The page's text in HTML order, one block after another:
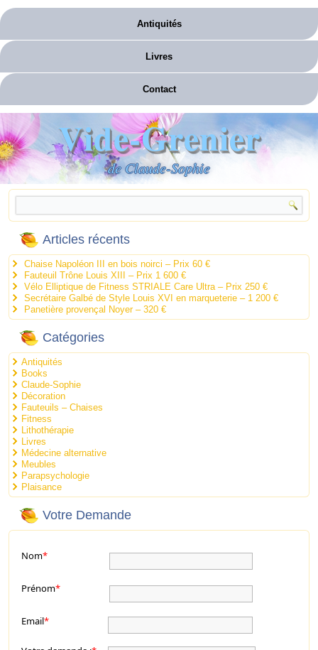
Antiquités
Livres
Contact
Vide-Grenier
de Claude-Sophie
Articles récents
Chaise Napoléon III en bois noirci – Prix 60 €
Fauteuil Trône Louis XIII – Prix 1 600 €
Vélo Elliptique de Fitness STRIALE Care Ultra – Prix 250 €
Secrétaire Galbé de Style Louis XVI en marqueterie – 1 200 €
Panetière provençal Noyer – 320 €
Catégories
Antiquités
Books
Claude-Sophie
Décoration
Fauteuils – Chaises
Fitness
Lithothérapie
Livres
Médecine alternative
Meubles
Parapsychologie
Plaisance
Votre Demande
Nom*
Prénom*
Email*